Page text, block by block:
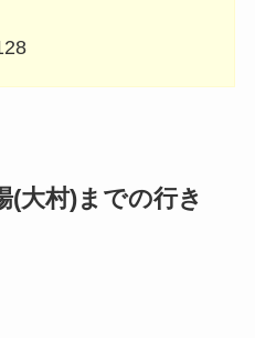
(大村)までの行き